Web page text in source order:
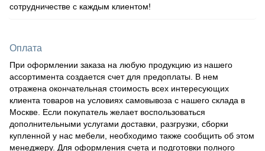
сотрудничестве с каждым клиентом!
Оплата
При оформлении заказа на любую продукцию из нашего
ассортимента создается счет для предоплаты. В нем
отражена окончательная стоимость всех интересующих
клиента товаров на условиях самовывоза с нашего склада в
Москве. Если покупатель желает воспользоваться
дополнительными услугами доставки, разгрузки, сборки
купленной у нас мебели, необходимо также сообщить об этом
менеджеру. Для оформления счета и подготовки полного